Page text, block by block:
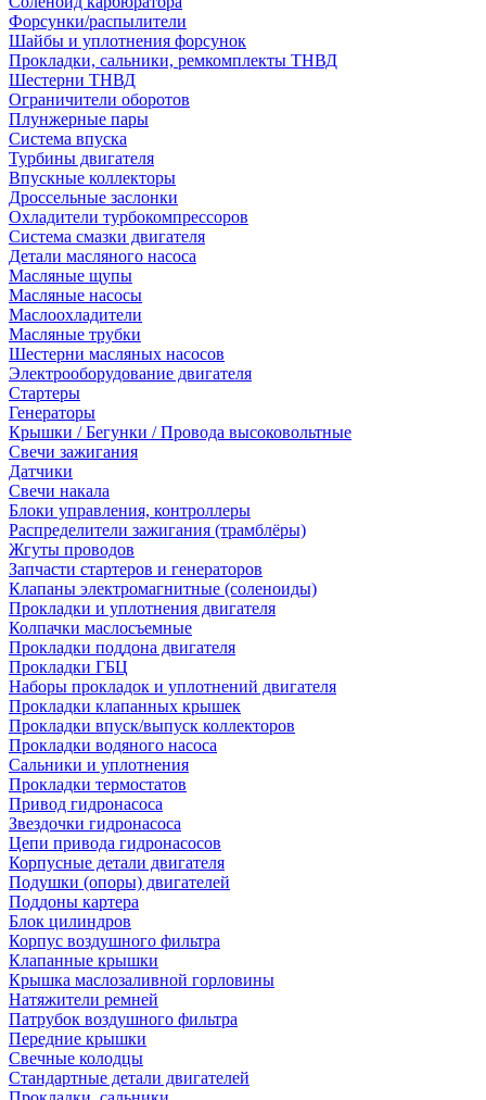
Форсунки/распылители
Шайбы и уплотнения форсунок
Прокладки, сальники, ремкомплекты ТНВД
Шестерни ТНВД
Ограничители оборотов
Плунжерные пары
Система впуска
Турбины двигателя
Впускные коллекторы
Дроссельные заслонки
Охладители турбокомпрессоров
Система смазки двигателя
Детали масляного насоса
Масляные щупы
Масляные насосы
Маслоохладители
Масляные трубки
Шестерни масляных насосов
Электрооборудование двигателя
Стартеры
Генераторы
Крышки / Бегунки / Провода высоковольтные
Свечи зажигания
Датчики
Свечи накала
Блоки управления, контроллеры
Распределители зажигания (трамблёры)
Жгуты проводов
Запчасти стартеров и генераторов
Клапаны электромагнитные (соленоиды)
Прокладки и уплотнения двигателя
Колпачки маслосъемные
Прокладки поддона двигателя
Прокладки ГБЦ
Наборы прокладок и уплотнений двигателя
Прокладки клапанных крышек
Прокладки впуск/выпуск коллекторов
Прокладки водяного насоса
Сальники и уплотнения
Прокладки термостатов
Привод гидронасоса
Звездочки гидронасоса
Цепи привода гидронасосов
Корпусные детали двигателя
Подушки (опоры) двигателей
Поддоны картера
Блок цилиндров
Корпус воздушного фильтра
Клапанные крышки
Крышка маслозаливной горловины
Натяжители ремней
Патрубок воздушного фильтра
Передние крышки
Свечные колодцы
Стандартные детали двигателей